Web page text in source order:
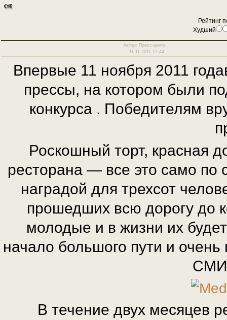
Рейтинг
Худший
Автор: Пресс-центр
11.11.2011 12:44
Впервые 11 ноября 2011
прессы, на котором были
конкурса . Победителям
Роскошный торт, красная
ресторана — все это само по
наградой для трехсот
прошедших всю дорогу до
молодые и в жизни их
начало большого пути и очень
СМИ
В течение двух месяцев